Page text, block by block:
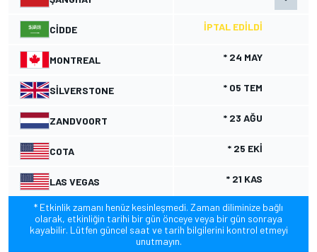
CIDDE İPTAL EDILDI
MONTREAL * 24 MAY
SILVERSTONE * 05 TEM
ZANDVOORT * 23 AĞU
COTA * 25 EKI
LAS VEGAS * 21 KAS
* Etkinlik zamanı henüz kesinleşmedi. Zaman diliminize bağlı
olarak, etkinliğin tarihi bir gün önceye veya bir gün sonraya
kayabilir. Lütfen güncel saat ve tarih bilgilerini kontrol etmeyi
unutmayın.